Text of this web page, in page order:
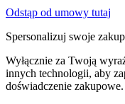
Odstąp od umowy tutaj
Spersonalizuj swoje
Wyłącznie za Twoją
innych technologii, aby
doświadczenie zakupowe.